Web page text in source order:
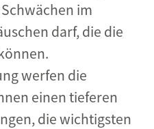
im
darf, die die
werfen die
einen tieferen
die wichtigsten